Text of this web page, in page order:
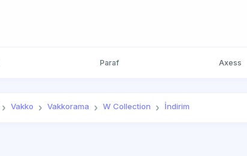
Paraf Axess
Vakko Vakkorama W Collection İndirim